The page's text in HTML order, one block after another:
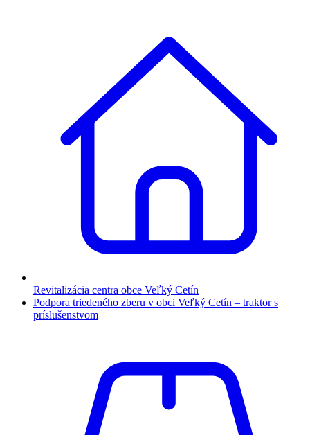
Revitalizácia centra obce Veľký Cetín
Podpora triedeného zberu v obci Veľký Cetín – traktor s
príslušenstvom